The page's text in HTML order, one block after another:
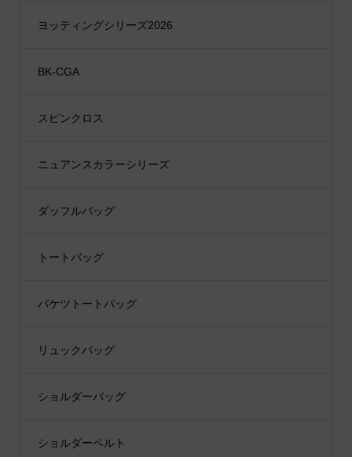
ヨッティングシリーズ2026
BK-CGA
スピンクロス
ニュアンスカラーシリーズ
ダッフルバッグ
トートバッグ
バケツトートバッグ
リュックバッグ
ショルダーバッグ
ショルダーベルト